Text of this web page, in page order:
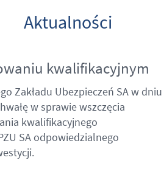
Aktualności
kwalifikacyjnym
Zakładu Ubezpieczeń SA w dniu
w sprawie wszczęcia
kwalifikacyjnego
SA odpowiedzialnego